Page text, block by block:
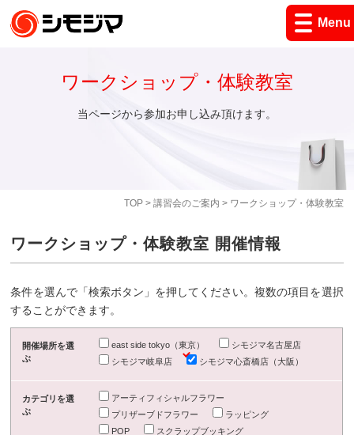
Menu
TOP> 講習会のご案内 > ワークショップ・体験教室
ワークショップ・体験教室
当ページから参加お申し込み頂けます。
ワークショップ・体験教室 開催情報
条件を選んで「検索ボタン」を押してください。複数の項目を選択
することができます。
開催場所を選
ぶ
east side tokyo（東京）
シモジマ名古屋店
シモジマ岐阜店
シモジマ心斎橋店（大阪）
カテゴリを選
ぶ
アーティフィシャルフラワー
プリザーブドフラワー
ラッピング
POP
スクラップブッキング